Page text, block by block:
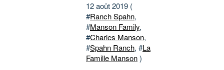
12 août 2019 (
#Ranch Spahn,
#Manson Family,
#Charles Manson,
#Spahn Ranch, #La
Famille Manson)